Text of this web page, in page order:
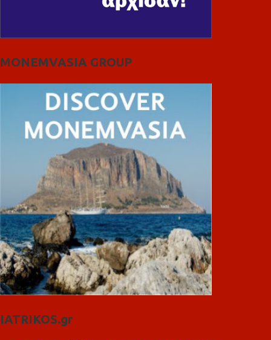
MONEMVASIA GROUP
IATRIKOS.gr